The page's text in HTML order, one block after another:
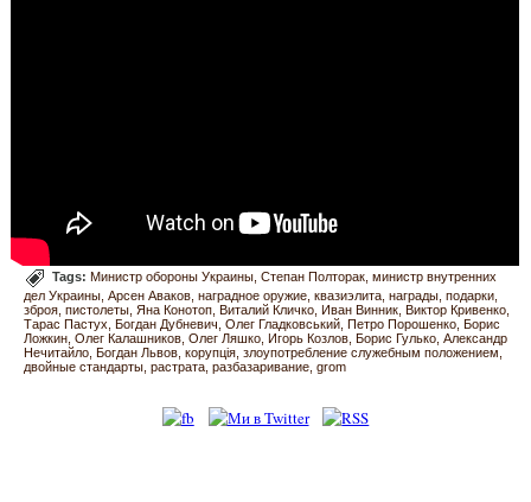
Tags:Министр обороны Украины Степан Полторак министр внутренних
дел Украины Арсен Аваков наградное оружие квазиэлита награды подарки
зброя пистолеты Яна Конотоп Виталий Кличко Иван Винник Виктор Кривенко
Тарас Пастух
Богдан Дубневич Олег Гладковський Петро Порошенко Борис
Ложкин Олег Калашников Олег Ляшко Игорь Козлов Борис Гулько Александр
Нечитайло Богдан Львов корупція злоупотребление служебным положением
двойные стандарты растрата разбазаривание grom